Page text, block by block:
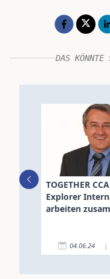
DAS
TOGETHER
Explorer
arbeiten
04.06.24 |